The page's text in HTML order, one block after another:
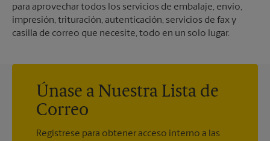
para aprovechar todos los servicios de embalaje, envío,
impresión, trituración, autenticación, servicios de fax y
casilla de correo que necesite, todo en un solo lugar.
Únase a Nuestra Lista de
Correo
Regístrese para obtener acceso interno a las